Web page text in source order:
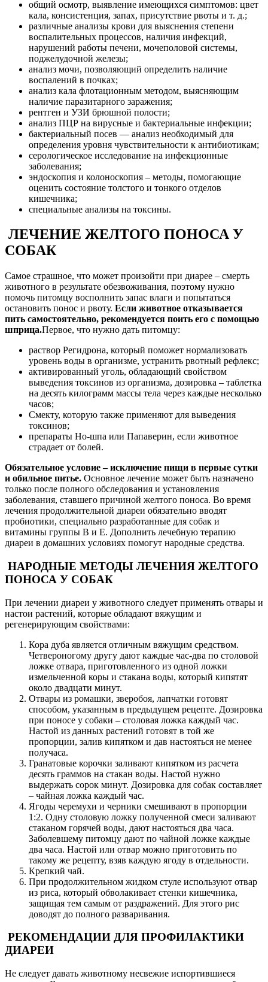
общий осмотр, выявление имеющихся симптомов: цвет
кала, консистенция, запах, присутствие рвоты и т. д.;
различные анализы крови для выяснения степени
воспалительных процессов, наличия инфекций,
нарушений работы печени, мочеполовой системы,
поджелудочной железы;
анализ мочи, позволяющий определить наличие
воспалений в почках;
анализ кала флотационным методом, выясняющим
наличие паразитарного заражения;
рентген и УЗИ брюшной полости;
анализ ПЦР на вирусные и бактериальные инфекции;
бактериальный посев — анализ необходимый для
определения уровня чувствительности к антибиотикам;
серологическое исследование на инфекционные
заболевания;
эндоскопия и колоноскопия – методы, помогающие
оценить состояние толстого и тонкого отделов
кишечника;
специальные анализы на токсины.
ЛЕЧЕНИЕ ЖЕЛТОГО ПОНОСА У
СОБАК
Самое страшное, что может произойти при диарее – смерть
животного в результате обезвоживания, поэтому нужно
помочь питомцу восполнить запас влаги и попытаться
остановить понос и рвоту. Если животное отказывается
пить самостоятельно, рекомендуется поить его с помощью
шприца.Первое, что нужно дать питомцу:
раствор Регидрона, который поможет нормализовать
уровень воды в организме, устранить рвотный рефлекс;
активированный уголь, обладающий свойством
выведения токсинов из организма, дозировка – таблетка
на десять килограмм массы тела через каждые несколько
часов;
Смекту, которую также применяют для выведения
токсинов;
препараты Но-шпа или Папаверин, если животное
страдает от болей.
Обязательное условие – исключение пищи в первые сутки
и обильное питье. Основное лечение может быть назначено
только после полного обследования и установления
заболевания, ставшего причиной желтого поноса. Во время
лечения продолжительной диареи обязательно вводят
пробиотики, специально разработанные для собак и
витамины группы В и Е. Дополнить лечебную терапию
диареи в домашних условиях помогут народные средства.
НАРОДНЫЕ МЕТОДЫ ЛЕЧЕНИЯ ЖЕЛТОГО
ПОНОСА У СОБАК
При лечении диареи у животного следует применять отвары и
настои растений, которые обладают вяжущим и
регенерирующим свойствами:
Кора дуба является отличным вяжущим средством.
Четвероногому другу дают каждые час-два по столовой
ложке отвара, приготовленного из одной ложки
измельченной коры и стакана воды, который кипятят
около двадцати минут.
Отвары из ромашки, зверобоя, лапчатки готовят
способом, указанным в предыдущем рецепте. Дозировка
при поносе у собаки – столовая ложка каждый час.
Настой из данных растений готовят в той же
пропорции, залив кипятком и дав настояться не менее
получаса.
Гранатовые корочки заливают кипятком из расчета
десять граммов на стакан воды. Настой нужно
выдержать сорок минут. Дозировка для собак составляет
– чайная ложка каждый час.
Ягоды черемухи и черники смешивают в пропорции
1:2. Одну столовую ложку полученной смеси заливают
стаканом горячей воды, дают настояться два часа.
Заболевшему питомцу дают по чайной ложке каждые
два часа. Настой или отвар можно приготовить по
такому же рецепту, взяв каждую ягоду в отдельности.
Крепкий чай.
При продолжительном жидком стуле используют отвар
из риса, который обволакивает стенки кишечника,
защищая тем самым от раздражений. Для этого рис
доводят до полного разваривания.
РЕКОМЕНДАЦИИ ДЛЯ ПРОФИЛАКТИКИ
ДИАРЕИ
Не следует давать животному несвежие испортившиеся